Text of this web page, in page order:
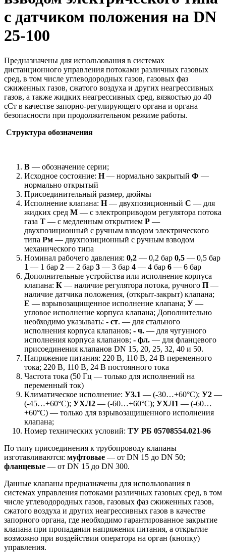
с датчиком положения на DN
25-100
Предназначены для использования в системах
дистанционного управления потоками различных газовых
сред, в том числе углеводородных газов, газовых фаз
сжиженных газов, сжатого воздуха и других неагрессивных
газов, а также жидких неагрессивных сред, вязкостью до 40
сСт в качестве запорно-регулирующего органа и органа
безопасности при продолжительном режиме работы.
Структура обозначения
В — обозначение серии;
Исходное состояние: Н— нормально закрытый Ф —
нормально открытый
Присоединительный размер, дюймы
Исполнение клапана: Н— двухпозиционный С — для
жидких сред М — с электроприводом регулятора потока
газа Т — с медленным открытием Р —
двухпозиционный с ручным взводом электрического
типа Рм — двухпозиционный с ручным взводом
механического типа
Номинал рабочего давления: 0,2 — 0,2 бар 0,5 — 0,5 бар
1 — 1 бар 2 — 2 бар 3 — 3 бар 4 — 4 бар 6 — 6 бар
Дополнительные устройства или исполнение корпуса
клапана: К — наличие регулятора потока, ручного П —
наличие датчика положения, (открыт-закрыт) клапана;
Е — взрывозащищенное исполнение клапана; У —
угловое исполнение корпуса клапана; Дополнительно
необходимо указывать: - ст. — для стального
исполнения корпуса клапанов; - ч. — для чугунного
исполнения корпуса клапанов; - фл. — для фланцевого
присоединения клапанов DN 15, 20, 25, 32, 40 и 50.
Напряжение питания: 220 В, 110 В, 24 В переменного
тока; 220 В, 110 В, 24 В постоянного тока
Частота тока (50 Гц — только для исполнений на
переменный ток)
Климатическое исполнение: У3.1 — (-30…+60°С); У2 —
(-45…+60°С); УХЛ2 — (-60…+60°С); УХЛ1 — (-60…
+60°С) — только для взрывозащищенного исполнения
клапана;
Номер технических условий: ТУ РБ 05708554.021-96
По типу присоединения к трубопроводу клапаны
изготавливаются: муфтовые — от DN 15 до DN 50;
фланцевые — от DN 15 до DN 300.
Данные клапаны предназначены для использования в
системах управления потоками различных газовых сред, в том
числе углеводородных газов, газовых фаз сжиженных газов,
сжатого воздуха и других неагрессивных газов в качестве
запорного органа, где необходимо гарантированное закрытие
клапана при пропадании напряжения питания, а открытие
возможно при воздействии оператора на орган (кнопку)
управления.